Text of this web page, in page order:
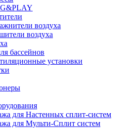
воздуха
воздуха
бассейнов
установки
для Настенных сплит-систем
для Мульти-Сплит систем